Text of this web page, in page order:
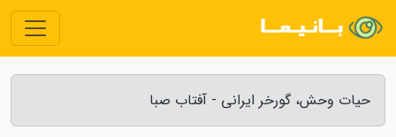
حیات وحش، گورخر ایرانی - آفتاب صبا